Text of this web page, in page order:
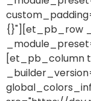
{}"][et_pb_row
[et_pb_column